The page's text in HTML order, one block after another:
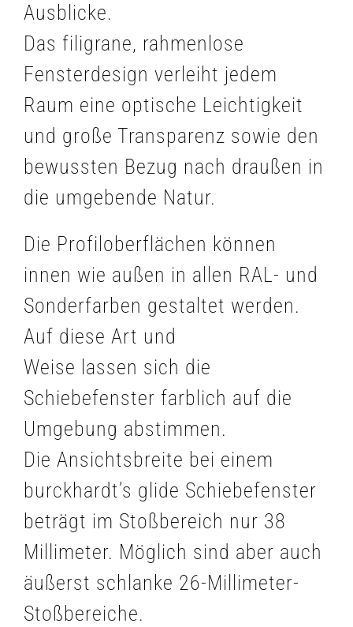
Farbwelt
Ausblicke.
Das filigrane, rahmenlose
Fensterdesign verleiht jedem
Raum eine optische Leichtigkeit
und große Transparenz sowie den
bewussten Bezug nach draußen in
die umgebende Natur.
Die Profiloberflächen können
innen wie außen in allen RAL- und
Sonderfarben gestaltet werden.
Auf diese Art und
Weise lassen sich die
Schiebefenster farblich auf die
Umgebung abstimmen.
Die Ansichtsbreite bei einem
burckhardt’s glide Schiebefenster
beträgt im Stoßbereich nur 38
Millimeter. Möglich sind aber auch
äußerst schlanke 26-Millimeter-
Stoßbereiche.